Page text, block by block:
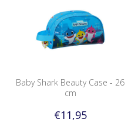
Baby Shark Beauty Case - 26
cm
€11,95